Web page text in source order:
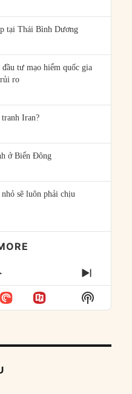
tại Thái Bình Dương
tư mạo hiểm quốc gia
ro
Iran?
ở Biển Đông
sẽ luôn phải chịu
LIST
NEXT
Show
Podcast